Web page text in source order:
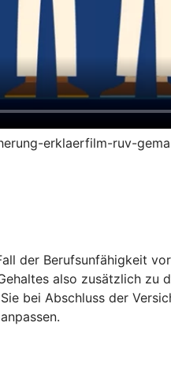
erklaerfilm-ruv-
der Berufsunfähigkeit
also zusätzlich zu
bei Abschluss der